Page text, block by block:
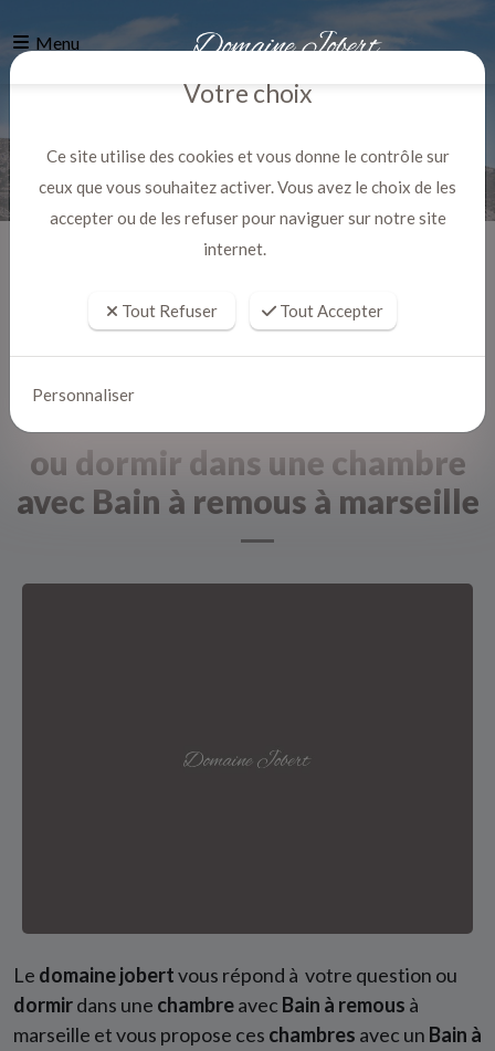
Menu
ou dormir dans une chambre
avec Bain à remous à marseille
Le domaine jobertvous répond à votre question ou
dormirdans une chambreavec Bain à remous à
marseille et vous propose ces chambres avec un Bain à
Votre choix
Ce site utilise des cookies et vous donne le contrôle sur
ceux que vous souhaitez activer. Vous avez le choix de les
accepter ou de les refuser pour naviguer sur notre site
internet.
Tout Refuser Tout Accepter
Personnaliser